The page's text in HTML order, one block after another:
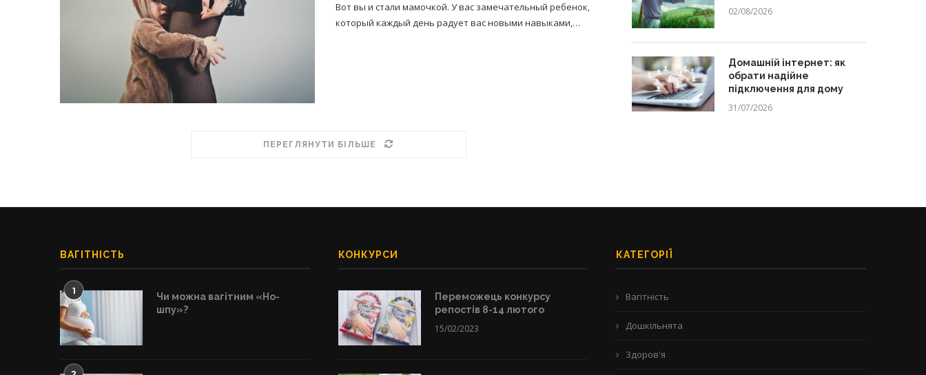
Вот вы и стали мамочкой. У вас замечательный ребенок,
который каждый день радует вас новыми навыками,…
ПЕРЕГЛЯНУТИ БІЛЬШЕ
02/08/2026
Домашній інтернет: як
обрати надійне
підключення для дому
31/07/2026
ВАГІТНІСТЬ
1
Чи можна вагітним «Но-
шпу»?
КОНКУРСИ
Переможець конкурсу
репостів 8-14 лютого
15/02/2023
КАТЕГОРІЇ
Вагітність
Дошкільнята
Здоров'я